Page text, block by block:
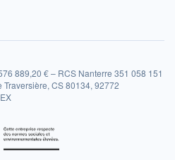
889,20 € – RCS Nanterre 351 058 151
CS 80134, 92772